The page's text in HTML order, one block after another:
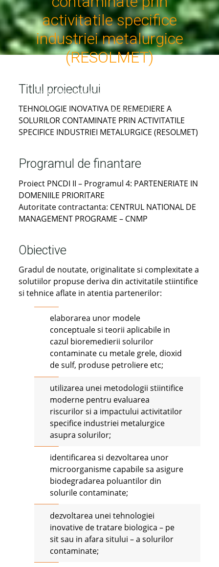
activitatile specifice
industriei metalurgice
(RESOLMET)
Tehnologie inovativa de remediere a solurilor
metalurgice (RESOLMET)
Titlul proiectului
TEHNOLOGIE INOVATIVA DE REMEDIERE A
SOLURILOR CONTAMINATE PRIN ACTIVITATILE
SPECIFICE INDUSTRIEI METALURGICE (RESOLMET)
Programul de finantare
Proiect PNCDI II – Programul 4: PARTENERIATE IN
DOMENIILE PRIORITARE
Autoritate contractanta: CENTRUL NATIONAL DE
MANAGEMENT PROGRAME – CNMP
Obiective
Gradul de noutate, originalitate si complexitate a
solutiilor propuse deriva din activitatile stiintifice
si tehnice aflate in atentia partenerilor:
elaborarea unor modele
conceptuale si teorii aplicabile in
cazul bioremedierii solurilor
contaminate cu metale grele, dioxid
de sulf, produse petroliere etc;
utilizarea unei metodologii stiintifice
moderne pentru evaluarea
riscurilor si a impactului activitatilor
specifice industriei metalurgice
asupra solurilor;
identificarea si dezvoltarea unor
microorganisme capabile sa asigure
biodegradarea poluantilor din
solurile contaminate;
dezvoltarea unei tehnologiei
inovative de tratare biologica – pe
sit sau in afara sitului – a solurilor
contaminate;